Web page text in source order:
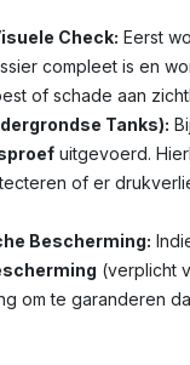
Check: Eerst
compleet is en
of schade aan
Tanks):
uitgevoerd.
of er
Bescherming:
(verplicht
om te garanderen